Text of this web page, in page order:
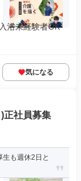
浴未経験者OK
気になる
)正社員募集
も週休2日と